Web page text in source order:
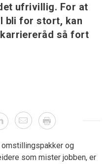
ufrivillig. For at
bli for stort, kan
så fort
og
som mister jobben, er